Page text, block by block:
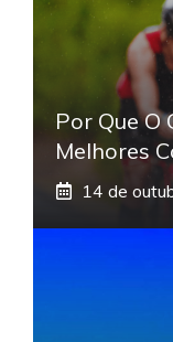
Por Que O
Melhores
14 de